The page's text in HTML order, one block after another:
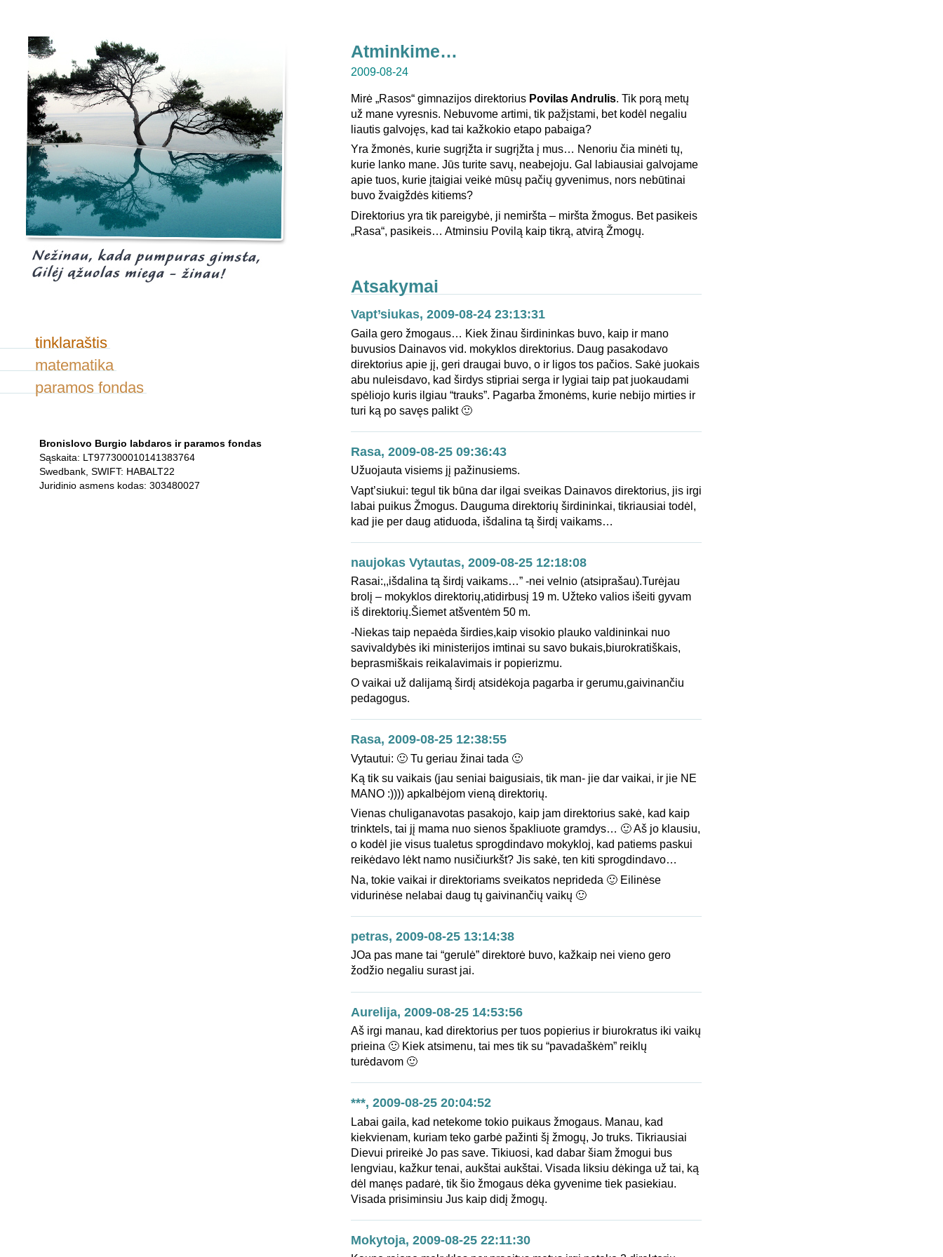
tinklaraštis
matematika
paramos fondas
Bronislovo Burgio labdaros ir paramos fondas
Sąskaita: LT977300010141383764
Swedbank, SWIFT: HABALT22
Juridinio asmens kodas: 303480027
Atminkime…
2009-08-24
Mirė „Rasos“ gimnazijos direktorius Povilas Andrulis. Tik porą metų
už mane vyresnis. Nebuvome artimi, tik pažįstami, bet kodėl negaliu
liautis galvojęs, kad tai kažkokio etapo pabaiga?
Yra žmonės, kurie sugrįžta ir sugrįžta į mus… Nenoriu čia minėti tų,
kurie lanko mane. Jūs turite savų, neabejoju. Gal labiausiai galvojame
apie tuos, kurie įtaigiai veikė mūsų pačių gyvenimus, nors nebūtinai
buvo žvaigždės kitiems?
Direktorius yra tik pareigybė, ji nemiršta – miršta žmogus. Bet pasikeis
„Rasa“, pasikeis… Atminsiu Povilą kaip tikrą, atvirą Žmogų.
Atsakymai
Vapt’siukas, 2009-08-24 23:13:31
Gaila gero žmogaus… Kiek žinau širdininkas buvo, kaip ir mano
buvusios Dainavos vid. mokyklos direktorius. Daug pasakodavo
direktorius apie jį, geri draugai buvo, o ir ligos tos pačios. Sakė juokais
abu nuleisdavo, kad širdys stipriai serga ir lygiai taip pat juokaudami
spėliojo kuris ilgiau “trauks”. Pagarba žmonėms, kurie nebijo mirties ir
turi ką po savęs palikt 🙂
Rasa, 2009-08-25 09:36:43
Užuojauta visiems jį pažinusiems.
Vapt’siukui: tegul tik būna dar ilgai sveikas Dainavos direktorius, jis irgi
labai puikus Žmogus. Dauguma direktorių širdininkai, tikriausiai todėl,
kad jie per daug atiduoda, išdalina tą širdį vaikams…
naujokas Vytautas, 2009-08-25 12:18:08
Rasai:,,išdalina tą širdį vaikams…” -nei velnio (atsiprašau).Turėjau
brolį – mokyklos direktorių,atidirbusį 19 m. Užteko valios išeiti gyvam
iš direktorių.Šiemet atšventėm 50 m.
-Niekas taip nepaėda širdies,kaip visokio plauko valdininkai nuo
savivaldybės iki ministerijos imtinai su savo bukais,biurokratiškais,
beprasmiškais reikalavimais ir popierizmu.
O vaikai už dalijamą širdį atsidėkoja pagarba ir gerumu,gaivinančiu
pedagogus.
Rasa, 2009-08-25 12:38:55
Vytautui: 🙂 Tu geriau žinai tada 🙂
Ką tik su vaikais (jau seniai baigusiais, tik man- jie dar vaikai, ir jie NE
MANO :)))) apkalbėjom vieną direktorių.
Vienas chuliganavotas pasakojo, kaip jam direktorius sakė, kad kaip
trinktels, tai jį mama nuo sienos špakliuote gramdys… 🙂 Aš jo klausiu,
o kodėl jie visus tualetus sprogdindavo mokykloj, kad patiems paskui
reikėdavo lėkt namo nusičiurkšt? Jis sakė, ten kiti sprogdindavo…
Na, tokie vaikai ir direktoriams sveikatos neprideda 🙂 Eilinėse
vidurinėse nelabai daug tų gaivinančių vaikų 🙂
petras, 2009-08-25 13:14:38
JOa pas mane tai “gerulė” direktorė buvo, kažkaip nei vieno gero
žodžio negaliu surast jai.
Aurelija, 2009-08-25 14:53:56
Aš irgi manau, kad direktorius per tuos popierius ir biurokratus iki vaikų
prieina 🙂 Kiek atsimenu, tai mes tik su “pavadaškėm” reiklų
turėdavom 🙂
***, 2009-08-25 20:04:52
Labai gaila, kad netekome tokio puikaus žmogaus. Manau, kad
kiekvienam, kuriam teko garbė pažinti šį žmogų, Jo truks. Tikriausiai
Dievui prireikė Jo pas save. Tikiuosi, kad dabar šiam žmogui bus
lengviau, kažkur tenai, aukštai aukštai. Visada liksiu dėkinga už tai, ką
dėl manęs padarė, tik šio žmogaus dėka gyvenime tiek pasiekiau.
Visada prisiminsiu Jus kaip didį žmogų.
Mokytoja, 2009-08-25 22:11:30